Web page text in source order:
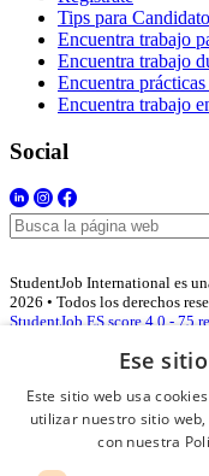
Tips para
Encuentra trabajo
Encuentra trabajo
Encuentra prácticas
Encuentra trabajo
Social
StudentJob International es
2026 • Todos los derechos
StudentJob ES score 4.0 - 75
Acceso empresas
Ese
Este sitio web usa
utilizar nuestro sitio
con nuestra